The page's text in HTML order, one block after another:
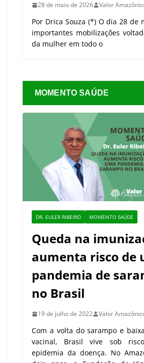
28 de maio de 2026 Valor
Por Drica Souza (*) O dia 28 de
importantes mobilizações
da mulher em todo o
MOMENTO SAÚDE
DR. EULER RIBEIRO MOMENTO SAÚDE
Queda na
aumenta risco de
pandemia de
no Brasil
19 de julho de 2022 Valor
Com a volta do sarampo e
vacinal, Brasil vive sob
epidemia da doença. No